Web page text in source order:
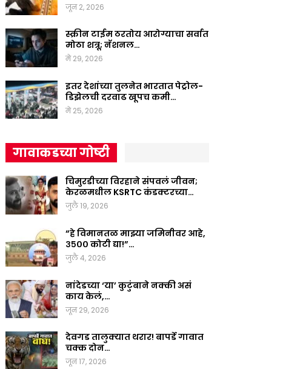
जून 2, 2026
स्क्रीन टाईम ठरतोय आरोग्याचा सर्वात
मोठा शत्रू; नॅशनल…
मे 29, 2026
इतर देशांच्या तुलनेत भारतात पेट्रोल-
डिझेलची दरवाढ खूपच कमी…
मे 25, 2026
गावाकडच्या गोष्टी
चिमुरडीच्या विरहाने संपवलं जीवन;
केरळमधील KSRTC कंडक्टरच्या…
जुलै 19, 2026
“हे विमानतळ माझ्या जमिनीवर आहे,
३५०० कोटी द्या!”…
जुलै 4, 2026
नांदेडच्या ‘या’ कुटुंबाने नक्की असं
काय केलं,…
जून 29, 2026
देवगड तालुक्यात थरार! बापर्डे गावात
चक्क दोन…
जून 17, 2026